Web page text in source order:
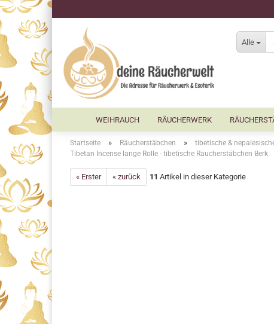
Alle
WEIHRAUCH RÄUCHERWERK
Startseite » Räucherstäbchen » tibetische &
Tibetan Incense lange Rolle - tibetische Räucherstäbchen Berk
« Erster « zurück 11 Artikel in dieser Kategorie